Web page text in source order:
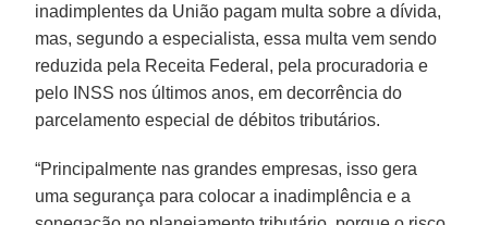
inadimplentes da União pagam multa sobre a dívida,
mas, segundo a especialista, essa multa vem sendo
reduzida pela Receita Federal, pela procuradoria e
pelo INSS nos últimos anos, em decorrência do
parcelamento especial de débitos tributários.
“Principalmente nas grandes empresas, isso gera
uma segurança para colocar a inadimplência e a